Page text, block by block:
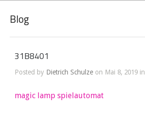
Blog
31B8401
Posted by Dietrich Schulze on Mai 8, 2019 in
magic lamp spielautomat